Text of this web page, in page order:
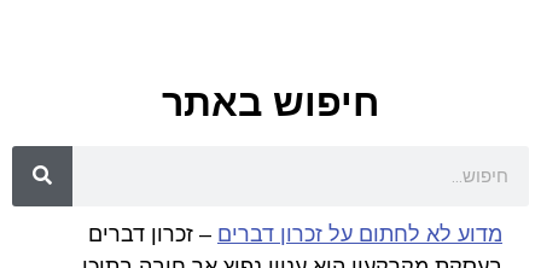
חיפוש באתר
מדוע לא לחתום על זכרון דברים – זכרון דברים